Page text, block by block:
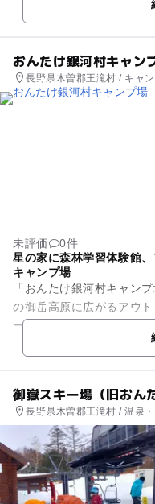
れ、室町時代後期頃から
おんたけ銀河村キャン
長野県木曽郡王滝村 / キャ
未評価
0件
星の家に森林学習体験館
キャンプ場
「おんたけ銀河村キャン
の御岳高原に広がるアウ
ー、常設テントサイト、
加え、大型天体望遠鏡が...
御嶽スキー場（旧おん
長野県木曽郡王滝村 / 温泉